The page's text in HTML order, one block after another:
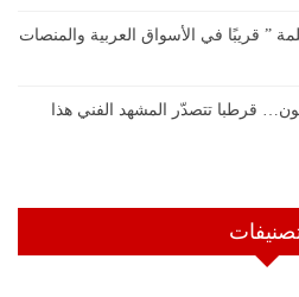
” قريبًا في الأسواق العربية والمنصات
قرطبا تتصدّر المشهد الفني هذا